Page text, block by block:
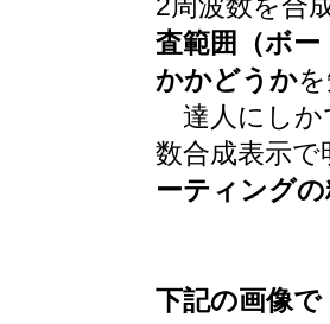
査範囲（ボ
かかどうか
達人にしか
数合成表示
ーティング
下記の画像